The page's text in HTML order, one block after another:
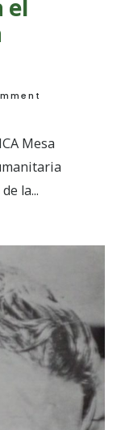
el
Mesa
la...